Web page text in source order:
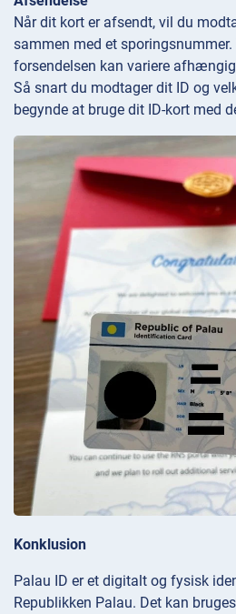
Når dit kort er afsendt, vil du
sammen med et
forsendelsen kan variere
Så snart du modtager dit ID og
begynde at bruge dit ID-kort med
Konklusion
Palau ID er et digitalt og fysisk
Republikken Palau. Det kan